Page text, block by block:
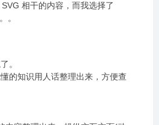
相干的内容，而我选择了
。
。
的知识用人话整理出来，方便查